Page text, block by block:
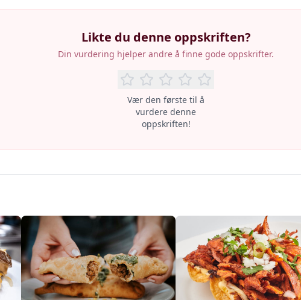
Likte du denne oppskriften?
Din vurdering hjelper andre å finne gode oppskrifter.
Vær den første til å
vurdere denne
oppskriften!